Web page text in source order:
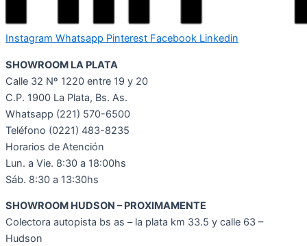
Instagram Whatsapp Pinterest Facebook Linkedin
SHOWROOM LA PLATA
Calle 32 Nº 1220 entre 19 y 20
C.P. 1900 La Plata, Bs. As.
Whatsapp (221) 570-6500
Teléfono (0221) 483-8235
Horarios de Atención
Lun. a Vie. 8:30 a 18:00hs
Sáb. 8:30 a 13:30hs
SHOWROOM HUDSON – PROXIMAMENTE
Colectora autopista bs as – la plata km 33.5 y calle 63 –
Hudson